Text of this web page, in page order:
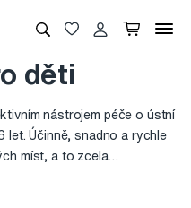
děti
nástrojem péče o ústní
let. Účinně, snadno a rychle
míst, a to zcela
proudícím pod